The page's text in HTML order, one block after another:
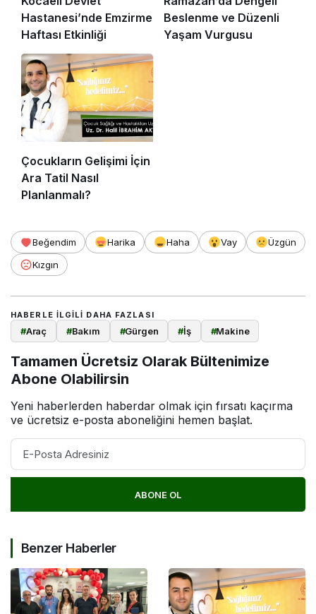
Hastanesi’nde Emzirme
Haftası Etkinliği
Beslenme ve Düzenli
Yaşam Vurgusu
Çocukların Gelişimi İçin
Ara Tatil Nasıl
Planlanmalı?
Beğendim Harika Haha Vay
Üzgün
Kızgın
HABERLE ILGILI DAHA FAZLASI
#Araç #Bakım #Gürgen #İş #Makine
Tamamen Ücretsiz Olarak Bültenimize
Abone Olabilirsin
Yeni haberlerden haberdar olmak için fırsatı kaçırma
ve ücretsiz e-posta aboneliğini hemen başlat.
ABONE OL
Benzer Haberler